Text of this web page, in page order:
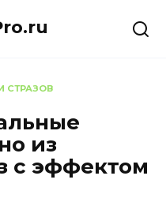
СТРАЗОВ
из
с эффектом